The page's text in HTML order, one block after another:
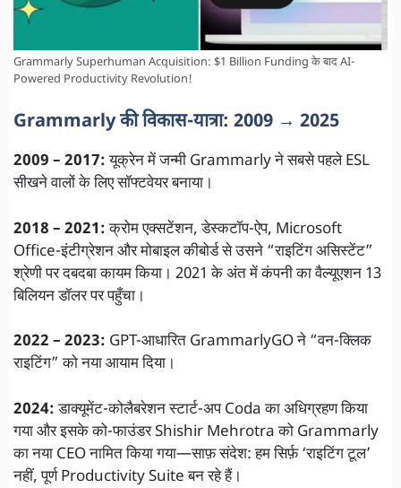
Grammarly Superhuman Acquisition: $1 Billion Funding के बाद AI-
Powered Productivity Revolution!
Grammarly की विकास-यात्रा: 2009 → 2025
2009 – 2017:यूक्रेन में जन्मी Grammarly ने सबसे पहले ESL
सीखने वालों के लिए सॉफ्टवेयर बनाया।
2018 – 2021:क्रोम एक्सटेंशन, डेस्कटॉप-ऐप, Microsoft
Office-इंटीग्रेशन और मोबाइल कीबोर्ड से उसने “राइटिंग असिस्टेंट”
श्रेणी पर दबदबा कायम किया। 2021 के अंत में कंपनी का वैल्यूएशन 13
बिलियन डॉलर पर पहुँचा।
2022 – 2023: GPT-आधारित GrammarlyGO ने “वन-क्लिक
राइटिंग” को नया आयाम दिया।
2024:डाक्यूमेंट-कोलैबरेशन स्टार्ट-अप Coda का अधिग्रहण किया
गया और इसके को-फाउंडर Shishir Mehrotra को Grammarly
का नया CEO नामित किया गया—साफ़ संदेश: हम सिर्फ़ ‘राइटिंग टूल’
नहीं, पूर्ण Productivity Suite बन रहे हैं।